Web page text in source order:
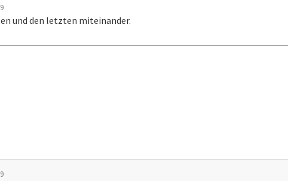
und den letzten miteinander.